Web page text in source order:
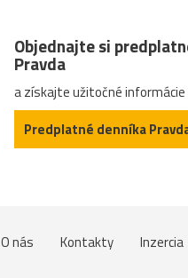
Objednajte si
Pravda
a získajte užitočné informácie
Predplatné denníka
O nás Kontakty Inzercia